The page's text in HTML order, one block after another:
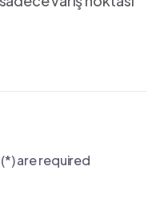
are required